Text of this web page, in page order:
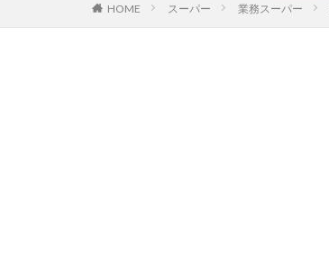
HOME スーパー 業務スーパー